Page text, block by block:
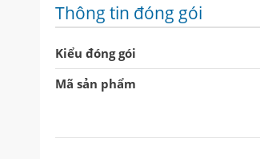
Thông tin đóng gói
Kiểu đóng gói
Mã sản phẩm